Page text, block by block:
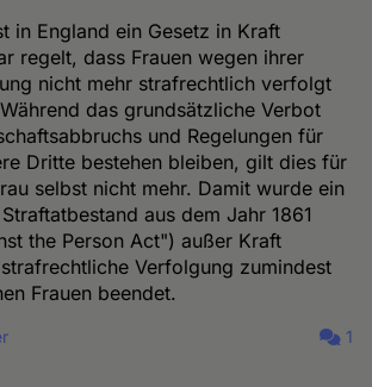
in England ein Gesetz in Kraft
regelt, dass Frauen wegen ihrer
nicht mehr strafrechtlich verfolgt
das grundsätzliche Verbot
und Regelungen für
Dritte bestehen bleiben, gilt dies für
selbst nicht mehr. Damit wurde ein
aus dem Jahr 1861
the Person Act") außer Kraft
Verfolgung zumindest
Frauen beendet.
1